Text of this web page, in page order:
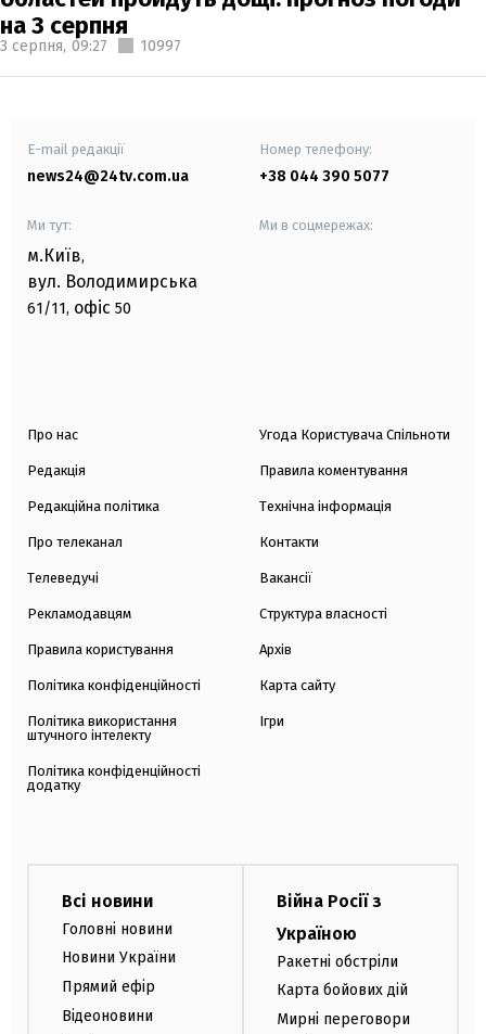
на 3 серпня
3 серпня, 09:27 10997
E-mail редакції
news24@24tv.com.ua
Номер телефону:
+38 044 390 5077
Ми тут:
м.Київ,
вул. Володимирська
61/11, офіс 50
Ми в соцмережах:
Про нас
Редакція
Редакційна політика
Про телеканал
Телеведучі
Рекламодавцям
Правила користування
Політика конфіденційності
Політика використання
штучного інтелекту
Політика конфіденційності
додатку
Угода Користувача Спільноти
Правила коментування
Технічна інформація
Контакти
Вакансії
Структура власності
Архів
Карта сайту
Ігри
Всі новини
Головні новини
Новини України
Прямий ефір
Відеоновини
Війна Росії з
Україною
Ракетні обстріли
Карта бойових дій
Мирні переговори